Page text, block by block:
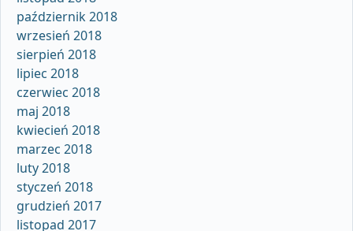
październik 2018
wrzesień 2018
sierpień 2018
lipiec 2018
czerwiec 2018
maj 2018
kwiecień 2018
marzec 2018
luty 2018
styczeń 2018
grudzień 2017
listopad 2017